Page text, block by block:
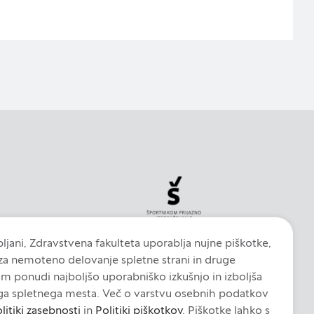
Zdravstvena fakulteta uporablja nujne piškotke,
nemoteno delovanje spletne strani in druge
ponudi najboljšo uporabniško izkušnjo in izboljša
spletnega mesta. Več o varstvu osebnih podatkov
zasebnosti in Politiki piškotkov. Piškotke lahko s